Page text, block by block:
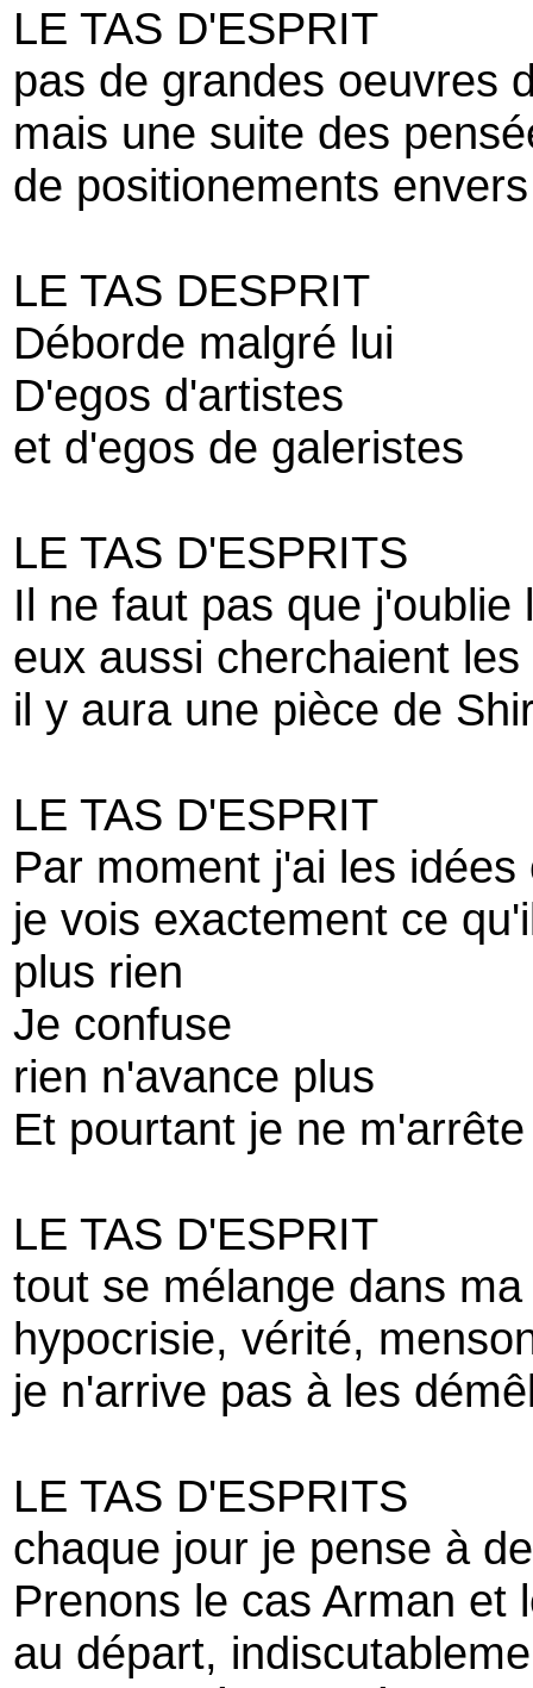
LE TAS D'ESPRIT
pas de grandes oeuvres
mais une suite des
de positionements
LE TAS DESPRIT
Déborde malgré lui
D'egos d'artistes
et d'egos de galeristes
LE TAS D'ESPRITS
Il ne faut pas que
eux aussi cherchaient
il y aura une pièce de
LE TAS D'ESPRIT
Par moment j'ai les idées
je vois exactement ce
plus rien
Je confuse
rien n'avance plus
Et pourtant je ne
LE TAS D'ESPRIT
tout se mélange dans
hypocrisie, vérité,
je n'arrive pas à les
LE TAS D'ESPRITS
chaque jour je pense à
Prenons le cas Arman et
au départ,